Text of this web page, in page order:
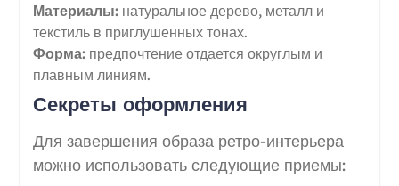
Материалы:натуральное дерево, металл и
текстиль в приглушенных тонах.
Форма:предпочтение отдается округлым и
плавным линиям.
Секреты оформления
Для завершения образа ретро-интерьера
можно использовать следующие приемы: